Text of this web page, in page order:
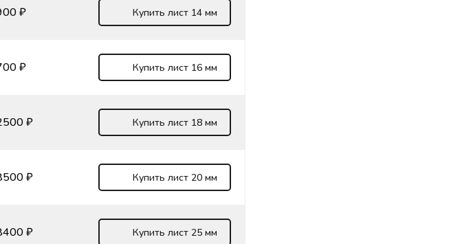
₽ Купить лист 14 мм
₽ Купить лист 16 мм
₽ Купить лист 18 мм
₽ Купить лист 20 мм
₽ Купить лист 25 мм